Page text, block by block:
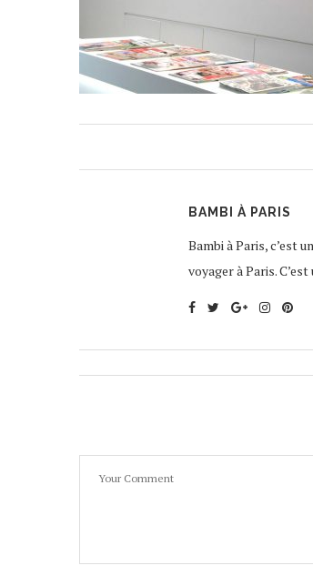
BAMBI À PARIS
Bambi à Paris, c’est
voyager à Paris.